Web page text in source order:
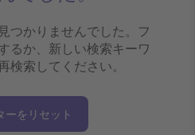
つかりませんでした。フ
るか、新しい検索キーワ
検索してください。
ーをリセット